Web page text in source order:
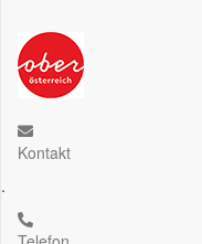
Kontakt
.